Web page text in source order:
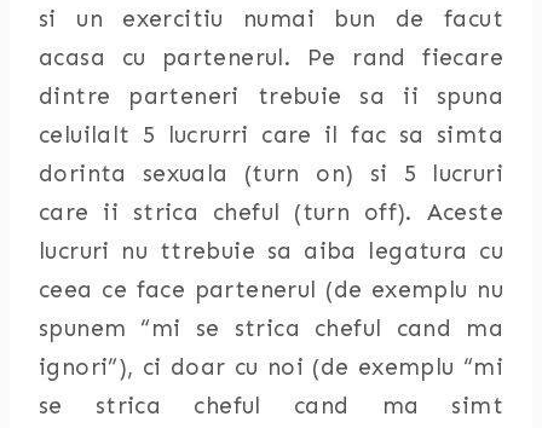
si un exercitiu numai bun de facut
acasa cu partenerul. Pe rand fiecare
dintre parteneri trebuie sa ii spuna
celuilalt 5 lucrurri care il fac sa simta
dorinta sexuala (turn on) si 5 lucruri
care ii strica cheful (turn off). Aceste
lucruri nu ttrebuie sa aiba legatura cu
ceea ce face partenerul (de exemplu nu
spunem “mi se strica cheful cand ma
ignori”), ci doar cu noi (de exemplu “mi
se strica cheful cand ma simt